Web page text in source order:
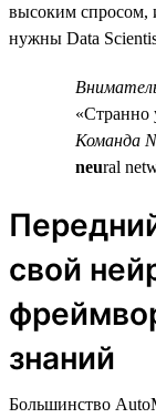
высоким спросом,
нужны Data
«Странно
Команда
neural
свой
знаний
Большинство